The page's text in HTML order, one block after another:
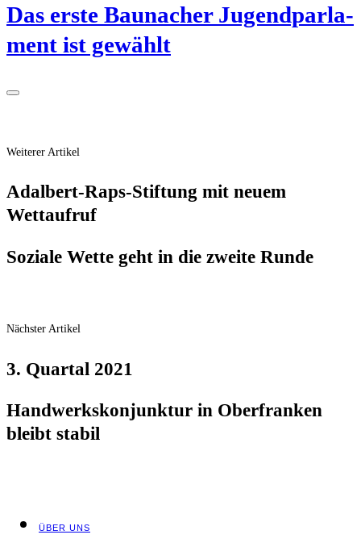
Das ers­te Bau­nacher Jugend­par­la­
ment ist gewählt
Weiterer Artikel
Adal­bert-Raps-Stif­tung mit neu­em
Wettaufruf
Sozia­le Wet­te geht in die zwei­te Runde
Nächster Artikel
3. Quar­tal 2021
Hand­werks­kon­junk­tur in Ober­fran­ken
bleibt stabil
ÜBER UNS